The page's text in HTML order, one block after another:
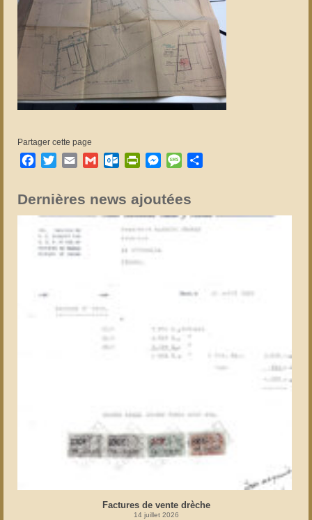
Partager cette page
Facebook
TwitterEmail GmailOutlook.com
PrintFriendly
Messenger
Message
Dernières news ajoutées
Factures de vente drèche
14 juillet 2026